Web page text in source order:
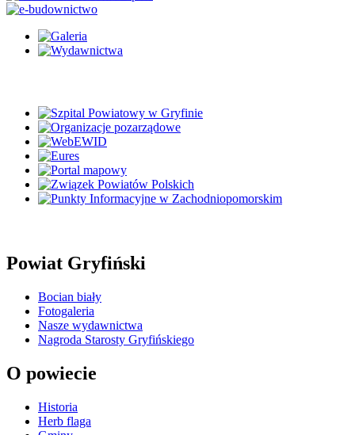
Powiat Gryfiński
Bocian biały
Fotogaleria
Nasze wydawnictwa
Nagroda Starosty Gryfińskiego
O powiecie
Historia
Herb flaga